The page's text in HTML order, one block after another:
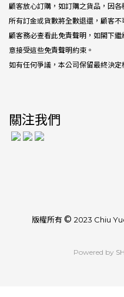
顧客放心訂購，如訂購之貨品，因
所有訂金或貨數將全數退還，顧客不
顧客務必查看此免責聲明，如閣下
意接受這些免責聲明約束。
如有任何爭議，本公司保留最終決定
關注我們
版權所有© 2023 Chiu
Powered by